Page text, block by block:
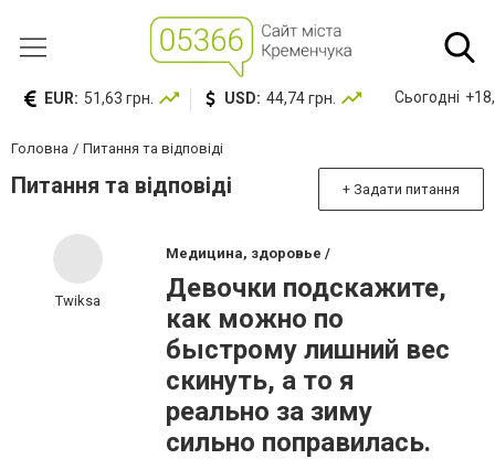
EUR: 51,63 грн. USD: 44,74 грн. Сьогодні
Головна Питання та відповіді
Питання та відповіді + Задати питання
Twiksa
Медицина, здоровье /
Девочки подскажите,
как можно по
быстрому лишний вес
скинуть, а то я
реально за зиму
сильно поправилась.